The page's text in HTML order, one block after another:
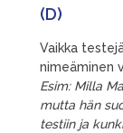
(D)
Vaikka
nimeäminen
Esim: Milla
mutta hän
testiin ja